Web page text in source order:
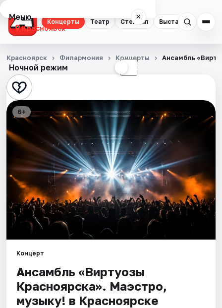
Концерты Театр Стендап Выставки
Меню ×
Красноярск
Концерты
Театр
Стендап
Выставки
Квесты
Экскурсии
Спорт
События
Площадки
Артисты
Ночной режим ☾
Красноярск Филармония Концерты Ансамбль
6+
Концерт
Ансамбль «Виртуозы
Красноярска». Маэстро,
музыку! в Красноярске